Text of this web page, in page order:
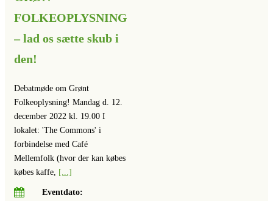
FOLKEOPLYSNING
– lad os sætte skub i
den!
Debatmøde om Grønt
Folkeoplysning! Mandag d. 12.
december 2022 kl. 19.00 I
lokalet: 'The Commons' i
forbindelse med Café
Mellemfolk (hvor der kan købes
købes kaffe, [...]
Eventdato: